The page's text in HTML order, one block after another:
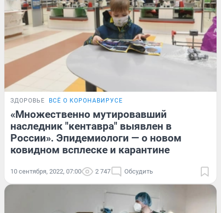
ЗДОРОВЬЕ ВСЁ О КОРОНАВИРУСЕ
«Множественно мутировавший
наследник "кентавра" выявлен в
России». Эпидемиологи — о новом
ковидном всплеске и карантине
10 сентября, 2022, 07:00 2 747 Обсудить